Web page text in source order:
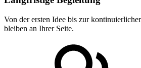
Von der ersten Idee bis zur
bleiben an Ihrer Seite.